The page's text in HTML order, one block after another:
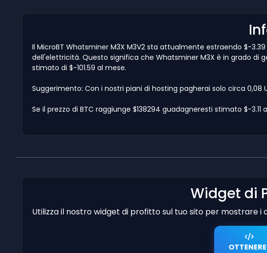
Il MicroBT Whatsminer M3X M3V2 sta attualmente estraendo $-
dell'elettricità. Questo significa che Whatsminer M3X è in grado di
stimato di $-101.59 al mese.
Suggerimento: Con i nostri piani di hosting pagherai solo circa 0,08
Se il prezzo di BTC raggiunge $138294 guadagneresti stimato $-3.11
Widget di
Utilizza il nostro widget di profitto sul tuo sito per mostrare i